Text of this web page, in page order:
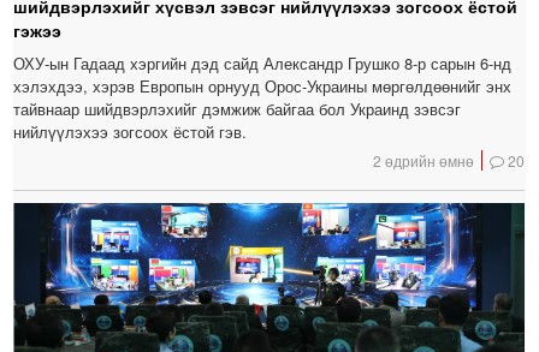
шийдвэрлэхийг хүсвэл зэвсэг нийлүүлэхээ зогсоох ёстой
гэжээ
ОХУ-ын Гадаад хэргийн дэд сайд Александр Грушко 8-р сарын 6-нд
хэлэхдээ, хэрэв Европын орнууд Орос-Украины мөргөлдөөнийг энх
тайвнаар шийдвэрлэхийг дэмжиж байгаа бол Украинд зэвсэг
нийлүүлэхээ зогсоох ёстой гэв.
2 өдрийн өмнө 20